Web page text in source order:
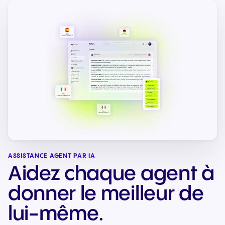
ASSISTANCE AGENT PAR IA
Aidez chaque agent à
donner le meilleur de
lui-même.